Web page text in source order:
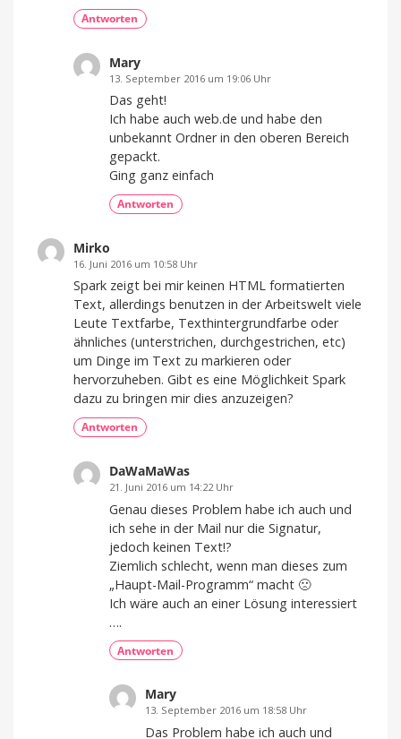
Antworten
Mary
13. September 2016 um 19:06 Uhr
Das geht!
Ich habe auch web.de und habe den
unbekannt Ordner in den oberen Bereich
gepackt.
Ging ganz einfach
Antworten
Mirko
16. Juni 2016 um 10:58 Uhr
Spark zeigt bei mir keinen HTML formatierten
Text, allerdings benutzen in der Arbeitswelt viele
Leute Textfarbe, Texthintergrundfarbe oder
ähnliches (unterstrichen, durchgestrichen, etc)
um Dinge im Text zu markieren oder
hervorzuheben. Gibt es eine Möglichkeit Spark
dazu zu bringen mir dies anzuzeigen?
Antworten
DaWaMaWas
21. Juni 2016 um 14:22 Uhr
Genau dieses Problem habe ich auch und
ich sehe in der Mail nur die Signatur,
jedoch keinen Text!?
Ziemlich schlecht, wenn man dieses zum
„Haupt-Mail-Programm“ macht 🙁
Ich wäre auch an einer Lösung interessiert
….
Antworten
Mary
13. September 2016 um 18:58 Uhr
Das Problem habe ich auch und